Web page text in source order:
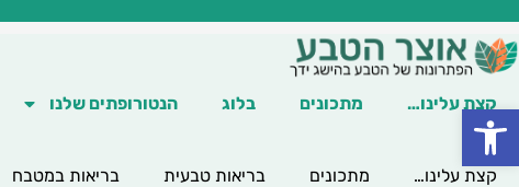
פתח סרגל נגישות
לתוכן
קצת עלינו… מתכונים בלוג הנטורופתים שלנו
קצת עלינו… מתכונים בריאות טבעית בריאות במטבח